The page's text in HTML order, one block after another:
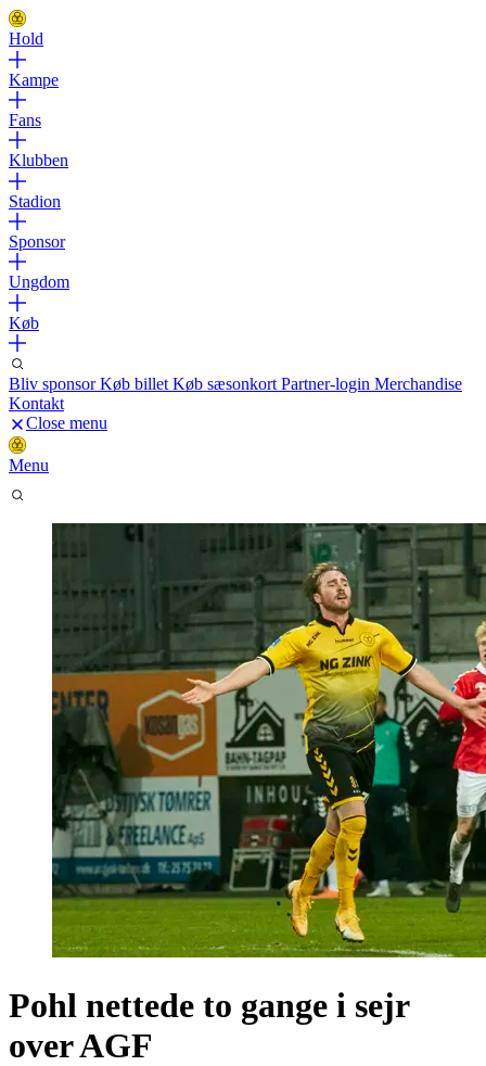
Hold
Kampe
Fans
Klubben
Stadion
Sponsor
Ungdom
Køb
Bliv sponsorKøb billet Køb sæsonkort Partner-login Merchandise
Kontakt
Close menu
Menu
Pohl nettede to gange i sejr
over AGF